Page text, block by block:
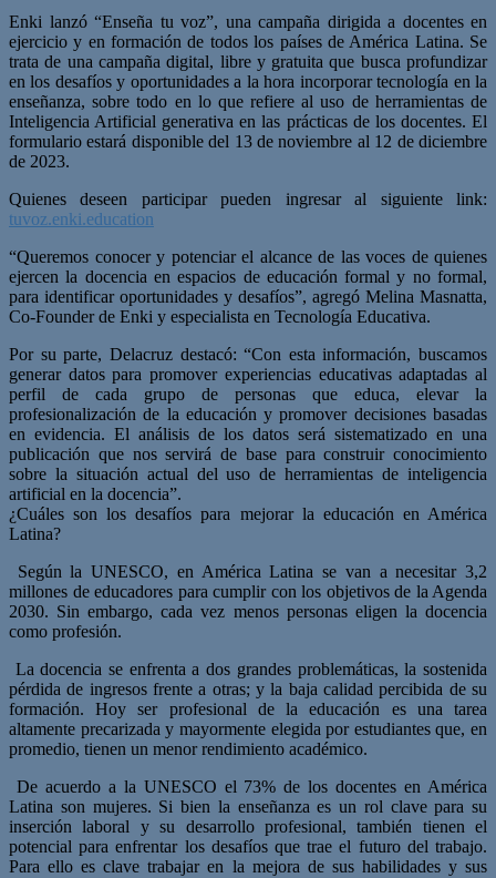
Enki lanzó “Enseña tu voz”, una campaña dirigida a docentes en
ejercicio y en formación de todos los países de América Latina. Se
trata de una campaña digital, libre y gratuita que busca profundizar
en los desafíos y oportunidades a la hora incorporar tecnología en la
enseñanza, sobre todo en lo que refiere al uso de herramientas de
Inteligencia Artificial generativa en las prácticas de los docentes. El
formulario estará disponible del 13 de noviembre al 12 de diciembre
de 2023.
Quienes deseen participar pueden ingresar al siguiente link:
tuvoz.enki.education
“Queremos conocer y potenciar el alcance de las voces de quienes
ejercen la docencia en espacios de educación formal y no formal,
para identificar oportunidades y desafíos”, agregó Melina Masnatta,
Co-Founder de Enki y especialista en Tecnología Educativa.
Por su parte, Delacruz destacó: “Con esta información, buscamos
generar datos para promover experiencias educativas adaptadas al
perfil de cada grupo de personas que educa, elevar la
profesionalización de la educación y promover decisiones basadas
en evidencia. El análisis de los datos será sistematizado en una
publicación que nos servirá de base para construir conocimiento
sobre la situación actual del uso de herramientas de inteligencia
artificial en la docencia”.
¿Cuáles son los desafíos para mejorar la educación en América
Latina?
Según la UNESCO, en América Latina se van a necesitar 3,2
millones de educadores para cumplir con los objetivos de la Agenda
2030. Sin embargo, cada vez menos personas eligen la docencia
como profesión.
La docencia se enfrenta a dos grandes problemáticas, la sostenida
pérdida de ingresos frente a otras; y la baja calidad percibida de su
formación. Hoy ser profesional de la educación es una tarea
altamente precarizada y mayormente elegida por estudiantes que, en
promedio, tienen un menor rendimiento académico.
De acuerdo a la UNESCO el 73% de los docentes en América
Latina son mujeres. Si bien la enseñanza es un rol clave para su
inserción laboral y su desarrollo profesional, también tienen el
potencial para enfrentar los desafíos que trae el futuro del trabajo.
Para ello es clave trabajar en la mejora de sus habilidades y sus